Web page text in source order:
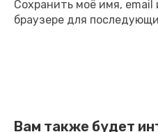
Сохранить моё имя, email
браузере для
Вам также будет